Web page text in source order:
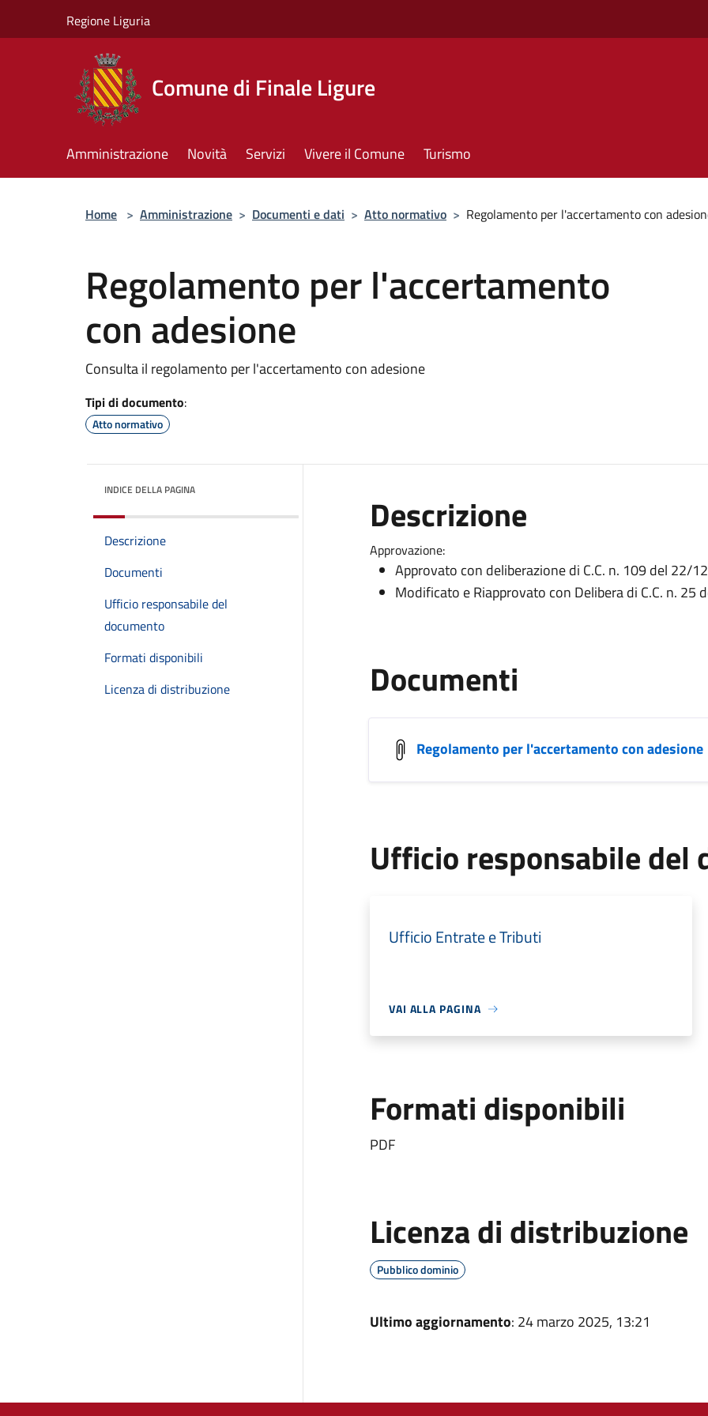
Regione Liguria
Comune di Finale Ligure
Amministrazione Novità Servizi Vivere il Comune Turismo
Home > Amministrazione > Documenti e dati > Atto normativo > Regolamento per l'accertamento con
Regolamento per l'accertamento
con adesione
Consulta il regolamento per l'accertamento con adesione
Tipi di documento:
Atto normativo
INDICE DELLA PAGINA
Descrizione
Documenti
Ufficio responsabile del
documento
Formati disponibili
Licenza di distribuzione
Descrizione
Approvazione:
Approvato con deliberazione di C.C. n. 109 del 22/
Modificato e Riapprovato con Delibera di C.C. n. 25
Documenti
Regolamento per l'accertamento con adesione
Ufficio responsabile del
Ufficio Entrate e Tributi
VAI ALLA PAGINA
Formati disponibili
PDF
Licenza di distribuzione
Pubblico dominio
Ultimo aggiornamento: 24 marzo 2025, 13:21